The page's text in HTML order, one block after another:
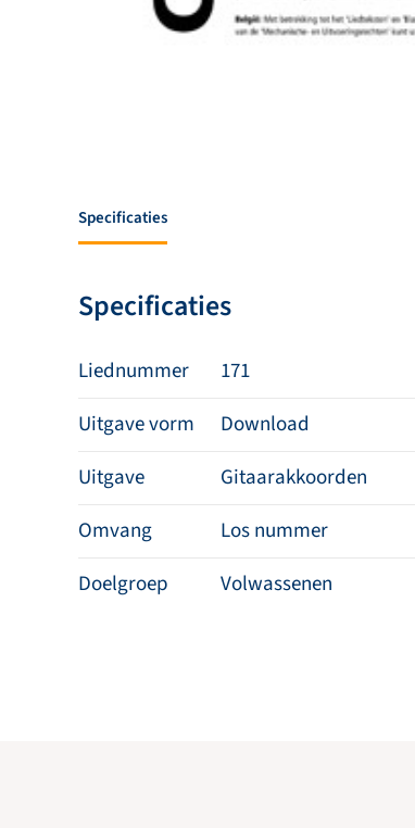
Specificaties
Specificaties
Liednummer
171
Uitgave vorm
Download
Uitgave
Gitaarakkoorden
Omvang
Los nummer
Doelgroep
Volwassenen